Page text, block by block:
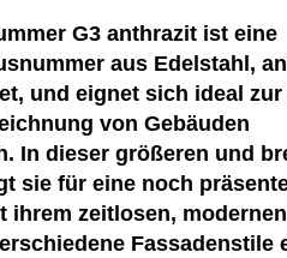
G3 anthrazit ist eine
aus Edelstahl,
und eignet sich ideal zur
von Gebäuden
In dieser größeren und
sie für eine noch
ihrem zeitlosen,
Fassadenstile